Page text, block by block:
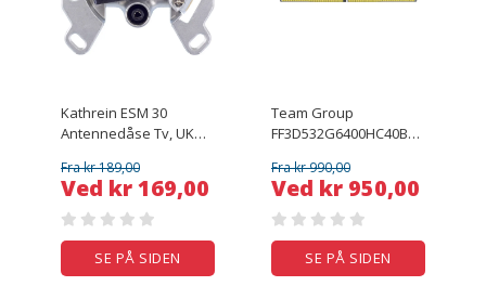
Kathrein ESM 30
Antennedåse Tv, UKW
Enkeltilslutningsdåse
Fra kr 189,00
Ved kr 169,00
SE PÅ SIDEN
Team Group
FF3D532G6400HC40BDC01
arbejdshukommelsessæt
DDR5 32 GB 2 x 16 GB
6400 MHz 288-polet
DIMM CL40
FF3D532G6400HC40BDC01
Fra kr 990,00
Ved kr 950,00
SE PÅ SIDEN